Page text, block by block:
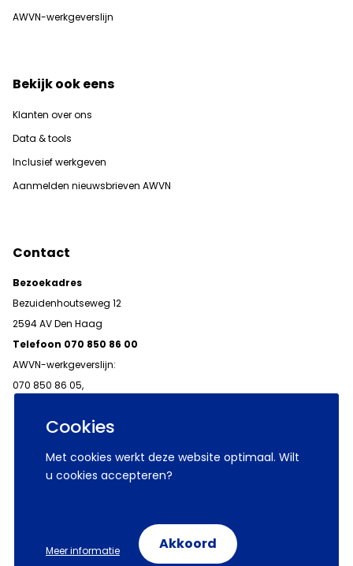
Cookies
Met cookies werkt deze website optimaal. Wilt
u cookies accepteren?
Meer informatie Akkoord
AWVN-werkgeverslijn
Bekijk ook eens
Klanten over ons
Data & tools
Inclusief werkgeven
Aanmelden nieuwsbrieven AWVN
Contact
Bezoekadres
Bezuidenhoutseweg 12
2594 AV Den Haag
Telefoon 070 850 86 00
AWVN-werkgeverslijn:
070 850 86 05,
© 2026 AWVN
Volg ons op: